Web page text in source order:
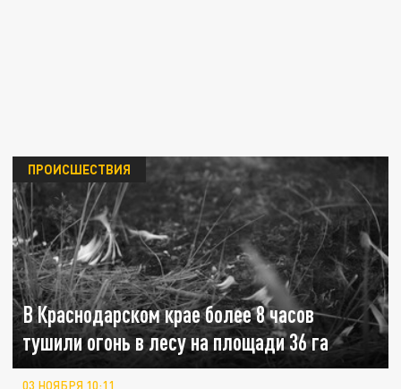
В Краснодарском крае более 8 часов
тушили огонь в лесу на площади 36 га
ПРОИСШЕСТВИЯ
03 НОЯБРЯ 10:11